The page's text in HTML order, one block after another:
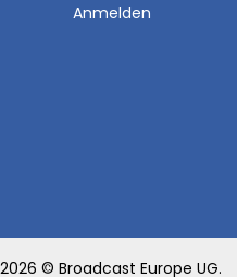
Anmelden
2026 © Broadcast Europe UG.